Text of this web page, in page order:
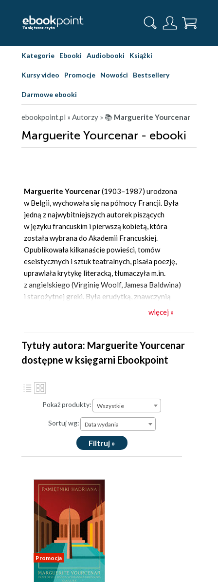
Kategorie Ebooki Audiobooki Książki
Kursy video Promocje Nowości Bestsellery
Darmowe ebooki
ebookpoint.pl » Autorzy » 📚 Marguerite Yourcenar
Marguerite Yourcenar - ebooki
Marguerite Yourcenar(1903–1987) urodzona
w Belgii, wychowała się na północy Francji. Była
jedną z najwybitniejszych autorek piszących
w języku francuskim i pierwszą kobietą, która
została wybrana do Akademii Francuskiej.
Opublikowała kilkanaście powieści, tomów
eseistycznych i sztuk teatralnych, pisała poezję,
uprawiała krytykę literacką, tłumaczyła m.in.
z angielskiego (Virginię Woolf, Jamesa Baldwina)
i starożytnej greki. Była erudytką, znawczynią
amerykańskiej i tłumaczce, swojej ukochanej,
z którą spędziła większą część życia.
więcej »
Tytuły autora: Marguerite Yourcenar
dostępne w księgarni Ebookpoint
Pokaż produkty: Wszystkie
Sortuj wg: Data wydania
Filtruj »
Promocja